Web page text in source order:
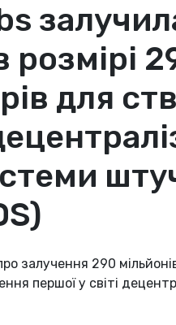
розмірі
для
залучення 290
першої у світі